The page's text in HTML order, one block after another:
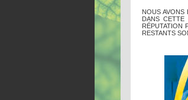
NOUS AVONS
DANS CETTE
RÉPUTATION
RESTANTS